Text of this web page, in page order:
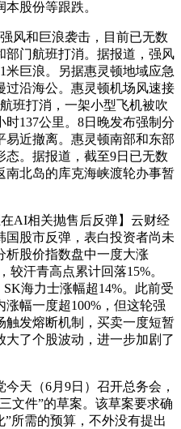
股份等跟跌。
和巨浪袭击，目前已无数
部门航班打消。据报道，强风
米巨浪。另据惠灵顿地域应急
过沿海公。惠灵顿机场风速接
班打消，一架小型飞机被吹
137公里。8日晚发布强制分
近撤离。惠灵顿南部和东部
。据报道，截至9日已无数
南北岛的库克海峡渡轮办事暂
AI相关抛售后反弹】云财经
股市反弹，表白投资者尚未
析股价指数盘中一度大涨
较汗青高点累计回落15%。
海力士涨幅超14%。此前受
幅一度超100%，但这轮强
触发熔断机制，买卖一度短暂
了个股波动，进一步加剧了
天（6月9日）召开总务会，
文件”的草案。该草案要求确
所需的预算，不外没有提出